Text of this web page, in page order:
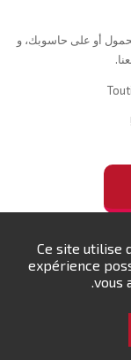
Ce site utilise
expérience
vous
أو على حاسوبك، و